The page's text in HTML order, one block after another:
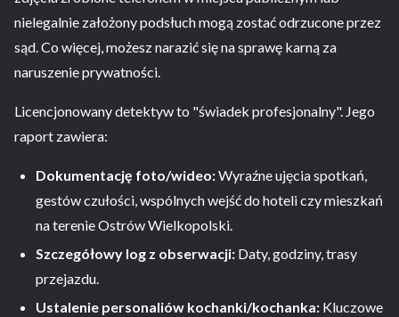
nielegalnie założony podsłuch mogą zostać odrzucone przez
sąd. Co więcej, możesz narazić się na sprawę karną za
naruszenie prywatności.
Licencjonowany detektyw to "świadek profesjonalny". Jego
raport zawiera:
Dokumentację foto/wideo:Wyraźne ujęcia spotkań,
gestów czułości, wspólnych wejść do hoteli czy mieszkań
na terenie Ostrów Wielkopolski.
Szczegółowy log z obserwacji: Daty, godziny, trasy
przejazdu.
Ustalenie personaliów kochanki/kochanka: Kluczowe